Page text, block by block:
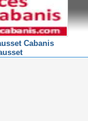
Cabanis